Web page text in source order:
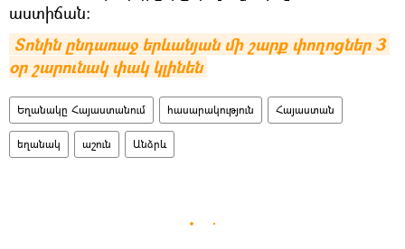
աստիճան։
Տոնին ընդառաջ երևանյան մի շարք փողոցներ 3
օր շարունակ փակ կլինեն
Եղանակը Հայաստանում հասարակություն Հայաստան
եղանակ աշուն Անձրև